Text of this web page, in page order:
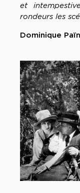
et
rondeurs les
Dominique